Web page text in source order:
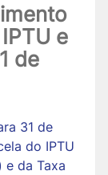
e
de
31 de
do IPTU
e da Taxa